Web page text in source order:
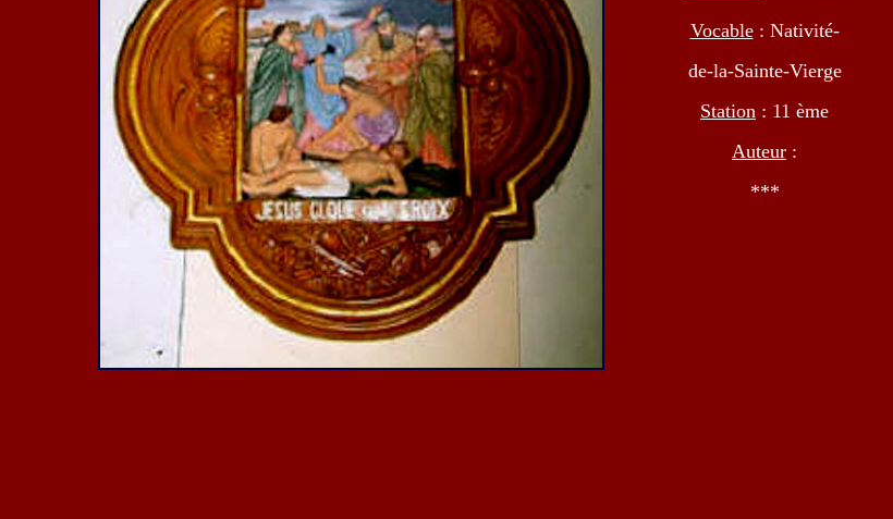
Vocable: Nativité-
de-la-Sainte-Vierge
Station : 11 ème
Auteur :
***